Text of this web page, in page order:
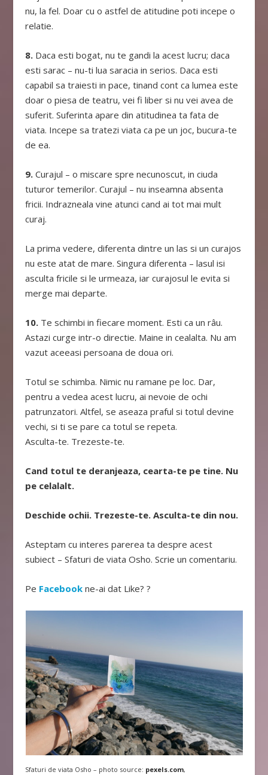
nu, la fel. Doar cu o astfel de atitudine poti incepe o
relatie.
8. Daca esti bogat, nu te gandi la acest lucru; daca
esti sarac – nu-ti lua saracia in serios. Daca esti
capabil sa traiesti in pace, tinand cont ca lumea este
doar o piesa de teatru, vei fi liber si nu vei avea de
suferit. Suferinta apare din atitudinea ta fata de
viata. Incepe sa tratezi viata ca pe un joc, bucura-te
de ea.
9.Curajul – o miscare spre necunoscut, in ciuda
tuturor temerilor. Curajul – nu inseamna absenta
fricii. Indrazneala vine atunci cand ai tot mai mult
curaj.
La prima vedere, diferenta dintre un las si un curajos
nu este atat de mare. Singura diferenta – lasul isi
asculta fricile si le urmeaza, iar curajosul le evita si
merge mai departe.
10. Te schimbi in fiecare moment. Esti ca un râu.
Astazi curge intr-o directie. Maine in cealalta. Nu am
vazut aceeasi persoana de doua ori.
Totul se schimba. Nimic nu ramane pe loc. Dar,
pentru a vedea acest lucru, ai nevoie de ochi
patrunzatori. Altfel, se aseaza praful si totul devine
vechi, si ti se pare ca totul se repeta.
Asculta-te. Trezeste-te.
Cand totul te deranjeaza, cearta-te pe tine. Nu
pe celalalt.
Deschide ochii. Trezeste-te. Asculta-te din nou.
Asteptam cu interes parerea ta despre acest
subiect – Sfaturi de viata Osho. Scrie un comentariu.
Pe Facebook ne-ai dat Like? ?
Sfaturi de viata Osho – photo source: pexels.com,